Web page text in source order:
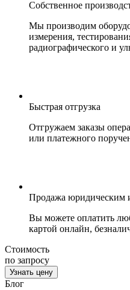
Собственное
Мы производим
измерения,
радиографического и
Быстрая отгрузка
Отгружаем заказы
или платежного
Продажа юридическим
Вы можете оплатить
картой онлайн,
Стоимость
по запросу
Узнать цену
Блог